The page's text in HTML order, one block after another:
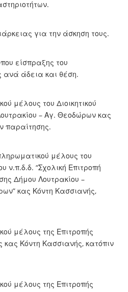
για την άσκηση τους.
είσπραξης του
άδεια και θέση.
μέλους του Διοικητικού
– Αγ. Θεοδώρων κας
παραίτησης.
μέλους του
ν.π.δ.δ. “Σχολική Επιτροπή
Δήμου Λουτρακίου –
κας Κόντη Κασσιανής,
μέλους της Επιτροπής
Κόντη Κασσιανής, κατόπιν
μέλους της Επιτροπής